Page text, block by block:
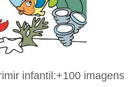
infantil:+100 imagens